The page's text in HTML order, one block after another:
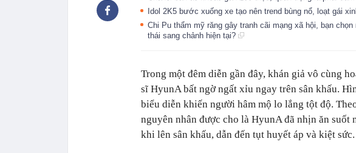
Idol 2K5 bước xuống xe tạo nên trend bùng nổ, loạt gái
Chi Pu thẩm mỹ răng gây tranh cãi mạng xã hội, bạn
thái sang chảnh hiện tại?
Trong một đêm diễn gần đây, khán giả vô cùng
sĩ HyunA bất ngờ ngất xỉu ngay trên sân khấu.
biểu diễn khiến người hâm mộ lo lắng tột độ.
nguyên nhân được cho là HyunA đã nhịn ăn suốt
khi lên sân khấu, dẫn đến tụt huyết áp và kiệt sức.